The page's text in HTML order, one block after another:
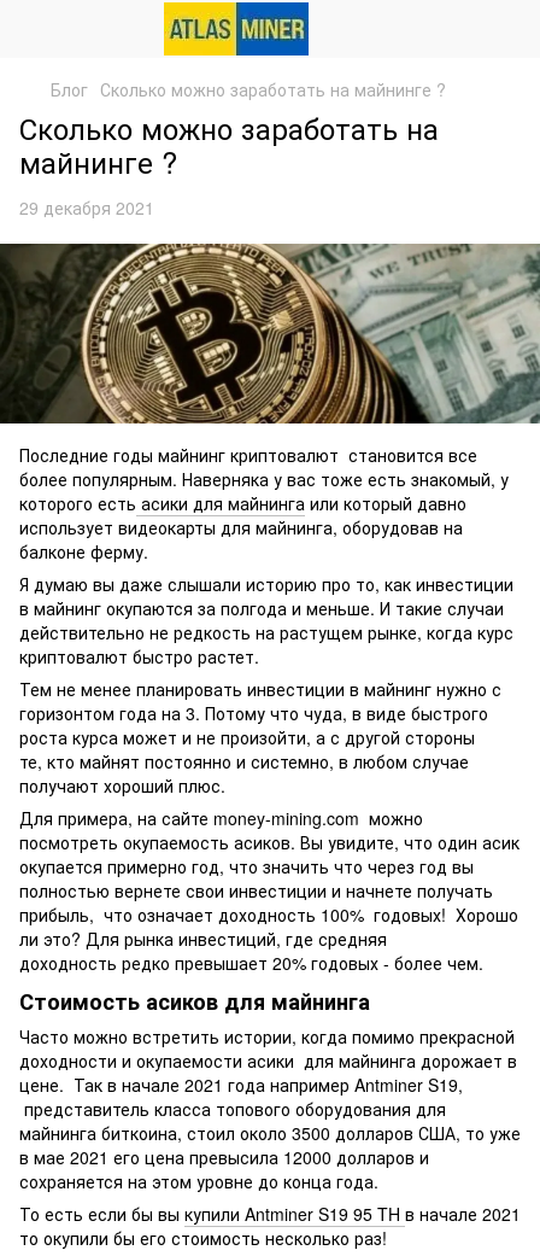
Блог Сколько можно заработать на майнинге ?
Сколько можно заработать на
майнинге ?
29 декабря 2021
Последние годы майнинг криптовалют становится все
более популярным. Наверняка у вас тоже есть знакомый, у
которого есть асики для майнинга или который давно
использует видеокарты для майнинга, оборудовав на
балконе ферму.
Я думаю вы даже слышали историю про то, как инвестиции
в майнинг окупаются за полгода и меньше. И такие случаи
действительно не редкость на растущем рынке, когда курс
криптовалют быстро растет.
Тем не менее планировать инвестиции в майнинг нужно с
горизонтом года на 3. Потому что чуда, в виде быстрого
роста курса может и не произойти, а с другой стороны
те, кто майнят постоянно и системно, в любом случае
получают хороший плюс.
Для примера, на сайте money-mining.com можно
посмотреть окупаемость асиков. Вы увидите, что один асик
окупается примерно год, что значить что через год вы
полностью вернете свои инвестиции и начнете получать
прибыль, что означает доходность 100% годовых! Хорошо
ли это? Для рынка инвестиций, где средняя
доходность редко превышает 20% годовых - более чем.
Стоимость асиков для майнинга
Часто можно встретить истории, когда помимо прекрасной
доходности и окупаемости асики для майнинга дорожает в
цене. Так в начале 2021 года например Antminer S19,
представитель класса топового оборудования для
майнинга биткоина, стоил около 3500 долларов США, то уже
в мае 2021 его цена превысила 12000 долларов и
сохраняется на этом уровне до конца года.
То есть если бы вы купили Antminer S19 95 TH в начале 2021
то окупили бы его стоимость несколько раз!